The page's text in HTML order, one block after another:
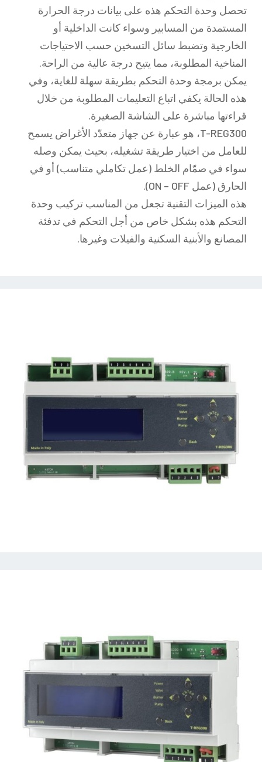
تحصل وحدة التحكم هذه على بيانات درجة الحرارة
المستمدة من المسابير وسواء كانت الداخلية أو
الخارجية وتضبط سائل التسخين حسب الاحتياجات
المناخية المطلوبة، مما يتيح درجة عالية من الراحة.
يمكن برمجة وحدة التحكم بطريقة سهلة للغاية، وفي
هذه الحالة يكفي اتباع التعليمات المطلوبة من خلال
قراءتها مباشرة على الشاشة الصغيرة.
T-REG300، هو عبارة عن جهاز متعدّد الأغراض يسمح
للعامل من اختيار طريقة تشغيله، بحيث يمكن وصله
سواء في صمّام الخلط (عمل تكاملي متناسب) أو في
الحارق (عمل ON – OFF).
هذه الميزات التقنية تجعل من المناسب تركيب وحدة
التحكم هذه بشكل خاص من أجل التحكم في تدفئة
المصانع والأبنية السكنية والفيلات وغيرها.